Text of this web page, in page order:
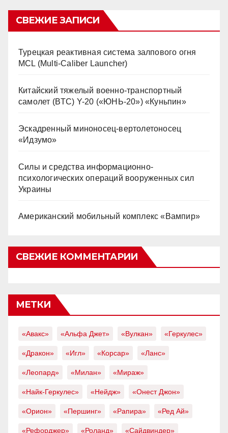
СВЕЖИЕ ЗАПИСИ
Турецкая реактивная система залпового огня
MCL (Multi-Caliber Launcher)
Китайский тяжелый военно-транспортный
самолет (BTC) Y-20 («ЮНЬ-20») «Куньпин»
Эскадренный миноносец-вертолетоносец
«Идзумо»
Силы и средства информационно-
психологических операций вооруженных сил
Украины
Американский мобильный комплекс «Вампир»
СВЕЖИЕ КОММЕНТАРИИ
МЕТКИ
«Авакс» «Альфа Джет» «Вулкан» «Геркулес»
«Дракон» «Игл» «Корсар» «Ланс»
«Леопард» «Милан» «Мираж»
«Найк-Геркулес» «Нейдж» «Онест Джон»
«Орион» «Першинг» «Рапира» «Ред Ай»
«Рефорджер» «Роланд» «Сайдвиндер»